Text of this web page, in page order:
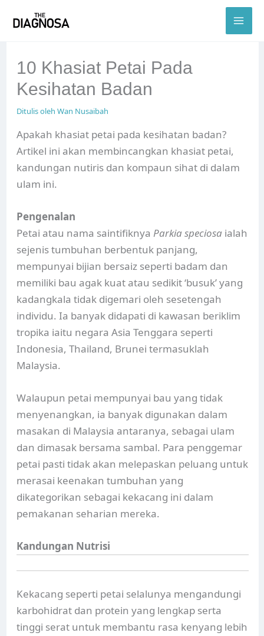
10 Khasiat Petai Pada
Kesihatan Badan
Ditulis oleh Wan Nusaibah
Apakah khasiat petai pada kesihatan badan?
Artikel ini akan membincangkan khasiat petai,
kandungan nutiris dan kompaun sihat di dalam
ulam ini.
Pengenalan
Petai atau nama saintifiknyaParkia speciosa ialah
sejenis tumbuhan berbentuk panjang,
mempunyai bijian bersaiz seperti badam dan
memiliki bau agak kuat atau sedikit ‘busuk’ yang
kadangkala tidak digemari oleh sesetengah
individu. Ia banyak didapati di kawasan beriklim
tropika iaitu negara Asia Tenggara seperti
Indonesia, Thailand, Brunei termasuklah
Malaysia.
Walaupun petai mempunyai bau yang tidak
menyenangkan, ia banyak digunakan dalam
masakan di Malaysia antaranya, sebagai ulam
dan dimasak bersama sambal. Para penggemar
petai pasti tidak akan melepaskan peluang untuk
merasai keenakan tumbuhan yang
dikategorikan sebagai kekacang ini dalam
pemakanan seharian mereka.
Kandungan Nutrisi
Kekacang seperti petai selalunya mengandungi
karbohidrat dan protein yang lengkap serta
tinggi serat untuk membantu rasa kenyang lebih